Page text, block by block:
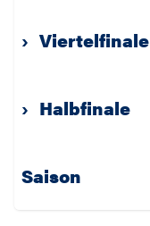
› Viertelfinale
› Halbfinale
Saison